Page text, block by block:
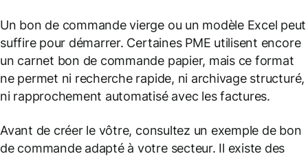
Un bon de commande vierge ou un modèle Excel peut
suffire pour démarrer. Certaines PME utilisent encore
un carnet bon de commande papier, mais ce format
ne permet ni recherche rapide, ni archivage structuré,
ni rapprochement automatisé avec les factures.
Avant de créer le vôtre, consultez un exemple de bon
de commande adapté à votre secteur. Il existe des